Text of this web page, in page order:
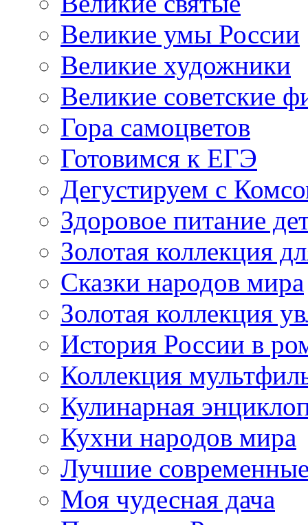
Великие умы России
Великие художники
Великие советские
Гора самоцветов
Готовимся к ЕГЭ
Дегустируем с
Здоровое питание
Золотая коллекция
Сказки народов мира
Золотая коллекция
История России в
Коллекция
Кулинарная
Кухни народов мира
Лучшие
Моя чудесная дача